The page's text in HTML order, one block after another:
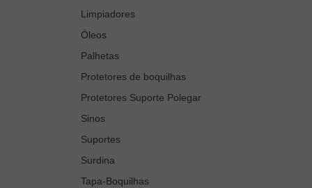
Limpiadores
Óleos
Palhetas
Protetores de boquilhas
Protetores Suporte Polegar
Sinos
Suportes
Surdina
Tapa-Boquilhas